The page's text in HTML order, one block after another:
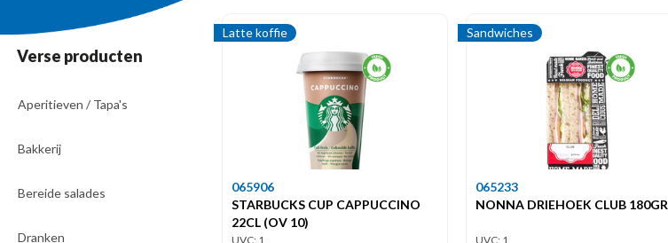
Verse producten
Aperitieven / Tapa's
Bakkerij
Bereide salades
Dranken
Latte koffie
065906
STARBUCKS CUP CAPPUCCINO
22CL (OV 10)
UVC: 1
Sandwiches
065233
NONNA DRIEHOEK CLUB 180GR
UVC: 1